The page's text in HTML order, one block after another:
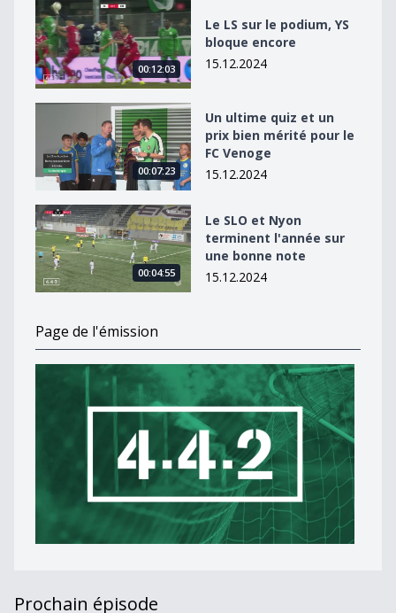
Le LS sur le podium, YS bloque encore
00:12:03
Le LS sur le podium, YS
bloque encore
15.12.2024
Un ultime quiz et un prix bien mérité pour le FC
00:07:23
Un ultime quiz et un
prix bien mérité pour le
FC Venoge
15.12.2024
Le SLO et Nyon terminent l&#039;année sur une
00:04:55
Le SLO et Nyon
terminent l'année sur
une bonne note
15.12.2024
Page de l'émission
Prochain épisode